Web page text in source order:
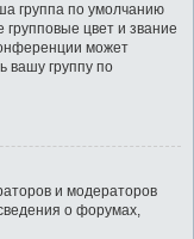
группа по умолчанию
групповые цвет и звание
может
вашу группу по
и модераторов
о форумах,